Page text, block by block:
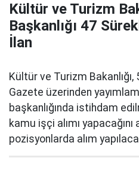
Kültür ve Turizm
Başkanlığı 47
İlan
Kültür ve Turizm
Gazete üzerinden
başkanlığında istihdam
kamu işçi alımı yapacağını
pozisyonlarda alım